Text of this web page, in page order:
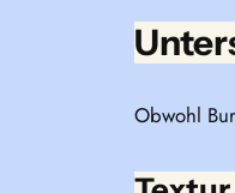
Obwohl